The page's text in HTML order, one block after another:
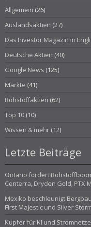
Allgemein (26)
Auslandsaktien (27)
Das Investor Magazin in
Deutsche Aktien (40)
Google News (125)
Märkte (41)
Rohstoffaktien (62)
Top 10 (10)
Wissen & mehr (12)
Letzte Beiträge
Ontario fördert
Centerra, Dryden Gold, PTX
Mexiko beschleunigt
First Majestic und Silver
Kupfer für KI und